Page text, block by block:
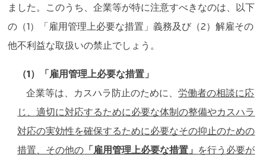
ました。このうち、企業等が特に注意すべきなのは、以下
の（1）「雇用管理上必要な措置」義務及び（2）解雇その
他不利益な取扱いの禁止でしょう。
（1）「雇用管理上必要な措置」
企業等は、カスハラ防止のために、労働者の相談に応
じ、適切に対応するために必要な体制の整備やカスハラ
対応の実効性を確保するために必要なその抑止のための
措置、その他の 「雇用管理上必要な措置」 を行う必要が